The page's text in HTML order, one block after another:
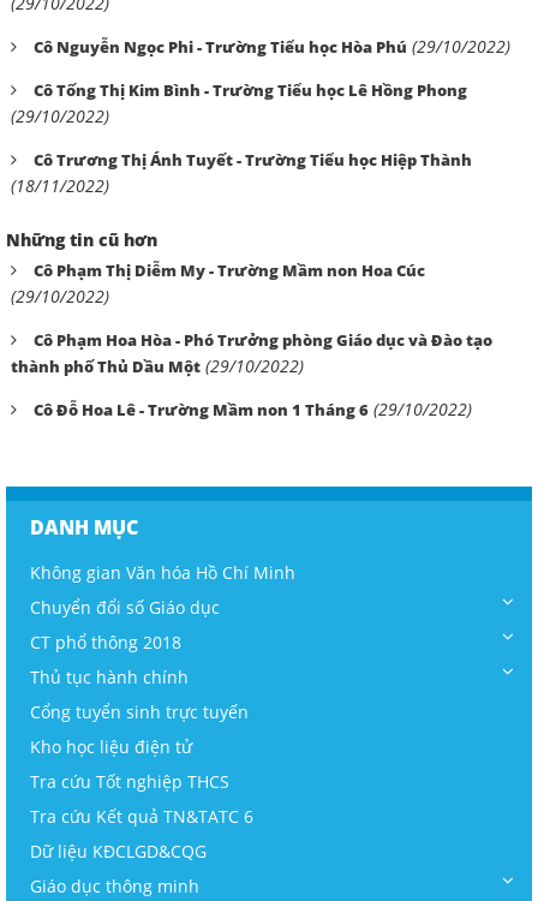
Cô Nguyễn Ngọc Phi - Trường Tiểu học Hòa Phú (29/10/2022)
Cô Tống Thị Kim Bình - Trường Tiểu học Lê Hồng Phong
(29/10/2022)
Cô Trương Thị Ánh Tuyết - Trường Tiểu học Hiệp Thành
(18/11/2022)
Những tin cũ hơn
Cô Phạm Thị Diễm My - Trường Mầm non Hoa Cúc
(29/10/2022)
Cô Phạm Hoa Hòa - Phó Trưởng phòng Giáo dục và Đào tạo
thành phố Thủ Dầu Một (29/10/2022)
Cô Đỗ Hoa Lê - Trường Mầm non 1 Tháng 6 (29/10/2022)
DANH MỤC
Không gian Văn hóa Hồ Chí Minh
Chuyển đổi số Giáo dục
CT phổ thông 2018
Thủ tục hành chính
Cổng tuyển sinh trực tuyến
Kho học liệu điện tử
Tra cứu Tốt nghiệp THCS
Tra cứu Kết quả TN&TATC 6
Dữ liệu KĐCLGD&CQG
Giáo dục thông minh